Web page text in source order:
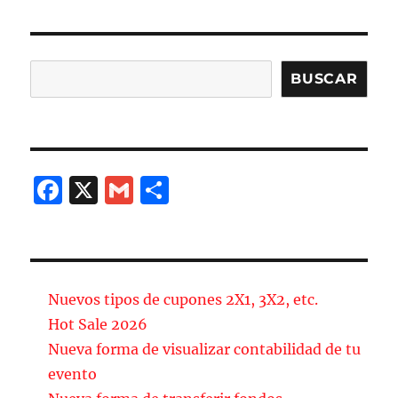
BUSCAR
F
b
o
o
k
X
G
a
ir
Nuevos tipos de cupones 2X1, 3X2, etc.
Hot Sale 2026
Nueva forma de visualizar contabilidad de tu
evento